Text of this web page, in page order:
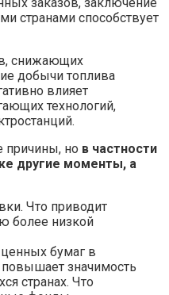
заказов, заключение
странами способствует
снижающих
добычи топлива
влияет
технологий,
но в частности
другие моменты, а
Что приводит
более низкой
ценных бумаг в
значимость
странах. Что